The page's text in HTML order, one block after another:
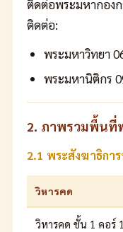
ติดต่อพระมหากอง
ติดต่อ:
พระมหาวิทยา
พระมหานิติกร
2. ภาพรวมพื้นที่
2.1 พระสังฆาธิกา
วิหารคด
วิหารคด ชั้น 1 คอร์